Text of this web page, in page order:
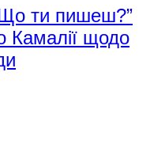
Що ти пишеш?”
Камалії щодо